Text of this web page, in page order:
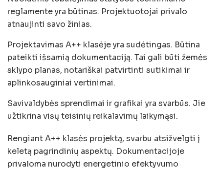
reglamente yra būtinas. Projektuotojai privalo
atnaujinti savo žinias.
Projektavimas A++ klasėje yra sudėtingas. Būtina
pateikti išsamią dokumentaciją. Tai gali būti žemės
sklypo planas, notariškai patvirtinti sutikimai ir
aplinkosauginiai vertinimai.
Savivaldybės sprendimai ir grafikai yra svarbūs. Jie
užtikrina visų teisinių reikalavimų laikymąsi.
Rengiant A++ klasės projektą, svarbu atsižvelgti į
keletą pagrindinių aspektų. Dokumentacijoje
privaloma nurodyti energetinio efektyvumo